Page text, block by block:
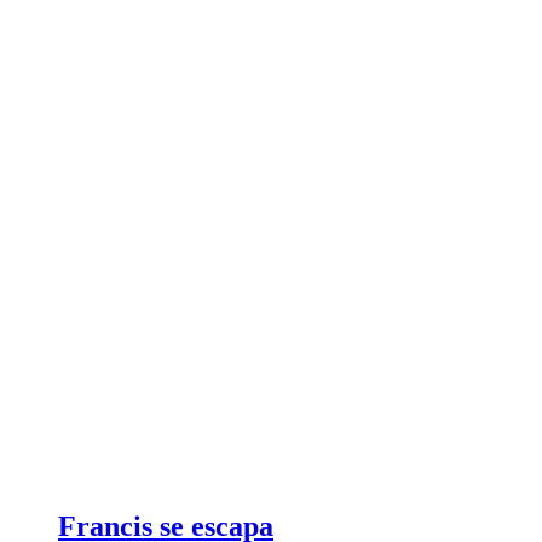
Francis se escapa